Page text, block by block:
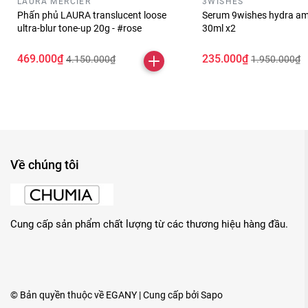
Phấn phủ LAURA translucent loose
ultra-blur tone-up 20g - #rose
469.000₫ 4.150.000₫
Serum 9wishes hydra
30ml x2
235.000₫ 1.950.000₫
Về chúng tôi
Cung cấp sản phẩm chất lượng từ các thương hiệu hàng đầu.
© Bản quyền thuộc về EGANY | Cung cấp bởiSapo